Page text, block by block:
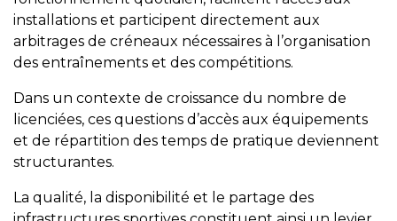
installations et participent directement aux
arbitrages de créneaux nécessaires à l’organisation
des entraînements et des compétitions.
Dans un contexte de croissance du nombre de
licenciées, ces questions d’accès aux équipements
et de répartition des temps de pratique deviennent
structurantes.
La qualité, la disponibilité et le partage des